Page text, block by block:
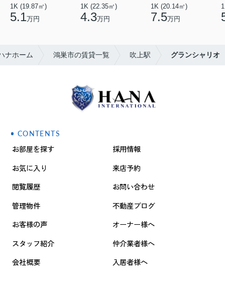
1K (19.87㎡)
5.1万円
1K (22.35㎡)
4.3万円
1K (20.14㎡)
7.5万円
ナホーム 鴻巣市の賃貸一覧 吹上駅 グランシャリオ
CONTENTS
お部屋を探す
お気に入り
閲覧履歴
管理物件
お客様の声
スタッフ紹介
会社概要
採用情報
来店予約
お問い合わせ
不動産ブログ
オーナー様へ
仲介業者様へ
入居者様へ